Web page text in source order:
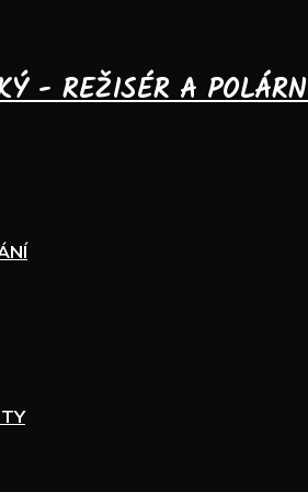
- REŽISÉR A